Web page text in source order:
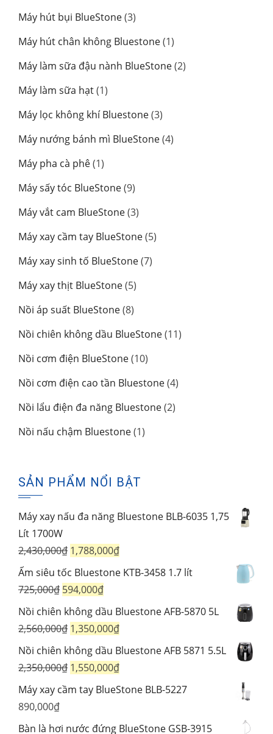
Máy hút bụi BlueStone 33
Máy hút chân không Bluestone 11
phẩm
Máy làm sữa đậu nành BlueStone 22
Máy làm sữa hạt 11
Máy lọc không khí Bluestone 33
phẩm
Máy nướng bánh mì BlueStone 44
Máy pha cà phê 11
phẩm
Máy sấy tóc BlueStone 99
phẩm
Máy vắt cam BlueStone 33
phẩm
Máy xay cầm tay BlueStone 55
Máy xay sinh tố BlueStone 77
Máy xay thịt BlueStone 55
Nồi áp suất BlueStone 88
Nồi chiên không dầu BlueStone 1111
Nồi cơm điện BlueStone 1010
phẩm
Nồi cơm điện cao tần Bluestone 44
Nồi lẩu điện đa năng Bluestone 22
Nồi nấu chậm Bluestone 11
SẢN PHẨM NỔI BẬT
Máy xay nấu đa năng Bluestone BLB-6035 1,75
Lít 1700W
2,430,000₫ Giá
gốc
là:
1,788,000₫Giá
hiện
1,788,000₫.
Ấm siêu tốc Bluestone KTB-3458 1.7 lít
725,000₫ Giá
gốc
là:
594,000₫Giá
hiện
tại
594,000₫.
Nồi chiên không dầu Bluestone AFB-5870 5L
2,560,000₫ Giá
gốc
là:
1,350,000₫Giá
hiện
tại
1,350,000₫.
Nồi chiên không dầu Bluestone AFB 5871 5.5L
2,350,000₫ Giá
gốc
1,550,000₫Giá
hiện
Máy xay cầm tay BlueStone BLB-5227
890,000₫
Bàn là hơi nước đứng BlueStone GSB-3915